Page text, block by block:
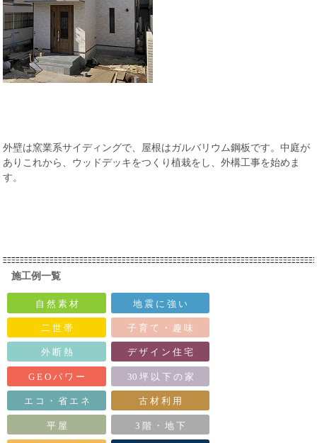
外壁は窯業系サイディングで、屋根はガルバリウム鋼板です。中庭が
ありこれから、ウッドデッキをつくり植栽をし、外構工事を始めま
す。
施工例一覧
自 然 素 材 地 震 に 強 い
二 世 帯 子 育 て ・ 趣 味
外 断 熱 デ ザ イ ン 住 宅
G E O パ ワ ー 30 坪 以 下 の 家
エ コ ・ 省 エ ネ 古 材 利 用
平 屋 3 階 ・ 地 下